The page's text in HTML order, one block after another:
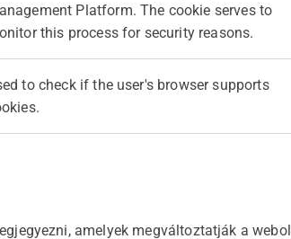
Platform. The cookie serves to
this process for security reasons.
to check if the user's browser supports
amelyek megváltoztatják a